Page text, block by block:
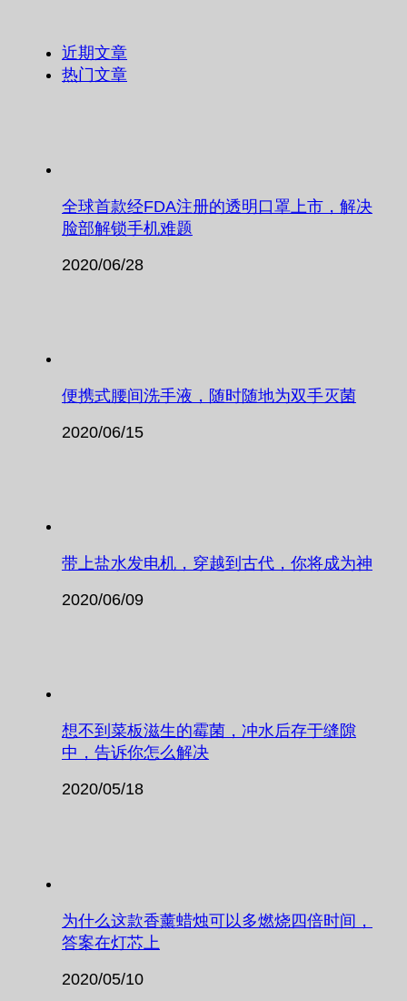
近期文章
热门文章
全球首款经FDA注册的透明口罩上市，解决
脸部解锁手机难题
2020/06/28
便携式腰间洗手液，随时随地为双手灭菌
2020/06/15
带上盐水发电机，穿越到古代，你将成为神
2020/06/09
想不到菜板滋生的霉菌，冲水后存于缝隙
中，告诉你怎么解决
2020/05/18
为什么这款香薰蜡烛可以多燃烧四倍时间，
答案在灯芯上
2020/05/10